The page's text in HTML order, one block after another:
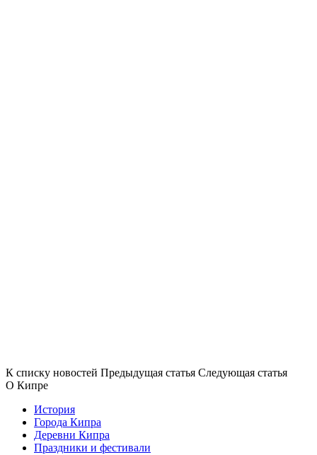
К списку новостей Предыдущая статья Следующая статья
О Кипре
История
Города Кипра
Деревни Кипра
Праздники и фестивали